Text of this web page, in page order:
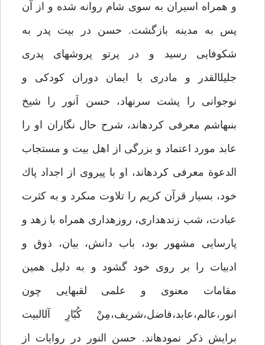
و همراه اسيران به سوى شام روانه شده و از آن
پس به مدينه بازگشت. حسن در بيت پدر به
شكوفايى رسيد و در پرتو پروش‏هاى پدرى
جليل‏القدر و مادرى با ايمان دوران كودكى و
نوجوانى را پشت سرنهاد، حسن اَنور را شيخ
بنى‏هاشم معرفى كرده‏اند، شرح حال نگاران او را
عابد مورد اعتماد و بزرگى از اهل بيت و مستجاب
الدعوة معرفى كرده‏اند، او با پيروى از اجداد پاك
خود، بسيار قرآن كريم را تلاوت مى‏كرد و به كثرت
عبادت، شب زنده‏دارى، روزه‏دارى همراه با زهد و
پارسايى مشهور بود، باب دانش، بيان، ذوق و
ادبيات را بر روى خود گشود و به دليل همين
مقامات معنوى و علمى لقب‏هايى چون
انور،عالم،عابد،فاضل،شريف،مِنْ كُبّارِ آل‏البيت
برايش ذكر نموده‏اند. حسن النور در روايات از